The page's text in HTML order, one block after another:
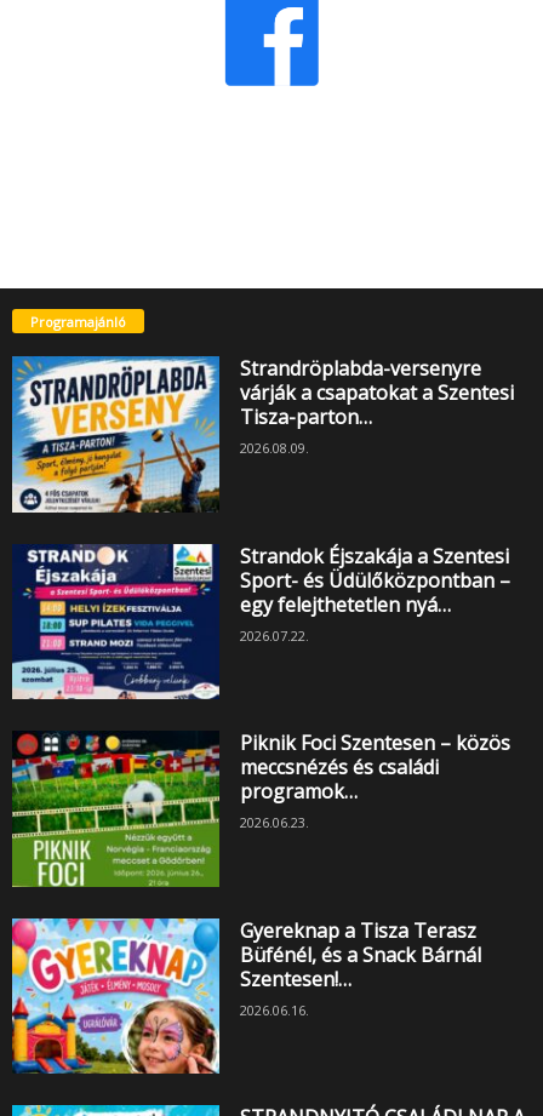
Programajánló
Strandröplabda-versenyre
várják a csapatokat a Szentesi
Tisza-parton…
2026.08.09.
Strandok Éjszakája a Szentesi
Sport- és Üdülőközpontban –
egy felejthetetlen nyá…
2026.07.22.
Piknik Foci Szentesen – közös
meccsnézés és családi
programok…
2026.06.23.
Gyereknap a Tisza Terasz
Büfénél, és a Snack Bárnál
Szentesen!…
2026.06.16.